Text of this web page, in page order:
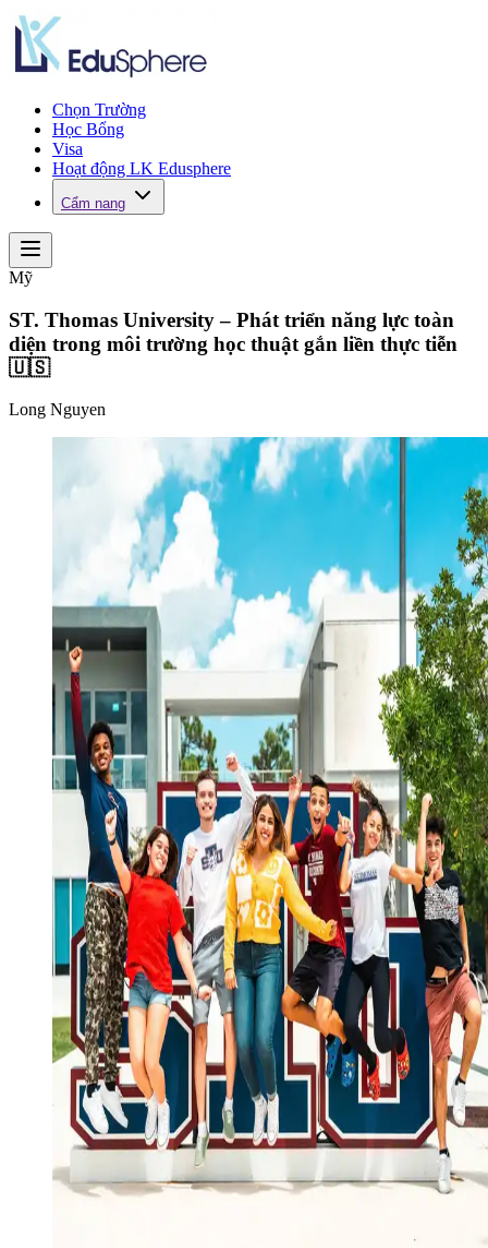
Chọn Trường
Học Bổng
Visa
Hoạt động LK Edusphere
Cẩm nang
Mỹ
ST. Thomas University – Phát triển năng lực toàn
diện trong môi trường học thuật gắn liền thực tiễn
🇺🇸
Long Nguyen